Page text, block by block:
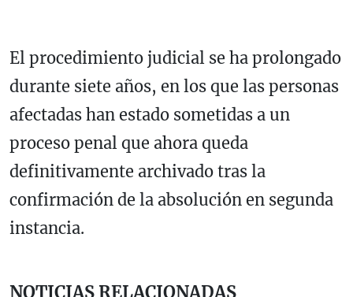
El procedimiento judicial se ha prolongado
durante siete años, en los que las personas
afectadas han estado sometidas a un
proceso penal que ahora queda
definitivamente archivado tras la
confirmación de la absolución en segunda
instancia.